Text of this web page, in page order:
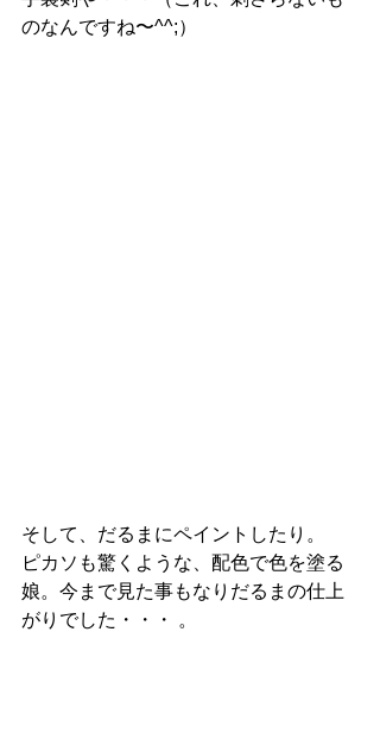
のなんですね〜^^;）
そして、だるまにペイントしたり。
ピカソも驚くような、配色で色を塗る
娘。今まで見た事もなりだるまの仕上
がりでした・・・ 。